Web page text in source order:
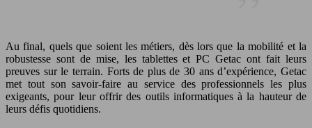
Au final, quels que soient les métiers, dès lors que la mobilité et la
robustesse sont de mise, les tablettes et PC Getac ont fait leurs
preuves sur le terrain. Forts de plus de 30 ans d’expérience, Getac
met tout son savoir-faire au service des professionnels les plus
exigeants, pour leur offrir des outils informatiques à la hauteur de
leurs défis quotidiens.